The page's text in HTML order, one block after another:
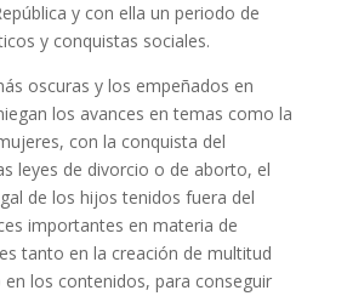
y con ella un periodo de
y conquistas sociales.
oscuras y los empeñados en
los avances en temas como la
con la conquista del
leyes de divorcio o de aborto, el
de los hijos tenidos fuera del
importantes en materia de
tanto en la creación de multitud
los contenidos, para conseguir